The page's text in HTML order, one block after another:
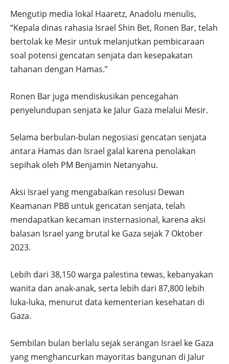
Mengutip media lokal Haaretz, Anadolu menulis,
“Kepala dinas rahasia Israel Shin Bet, Ronen Bar, telah
bertolak ke Mesir untuk melanjutkan pembicaraan
soal potensi gencatan senjata dan kesepakatan
tahanan dengan Hamas.”
Ronen Bar juga mendiskusikan pencegahan
penyelundupan senjata ke Jalur Gaza melalui Mesir.
Selama berbulan-bulan negosiasi gencatan senjata
antara Hamas dan Israel galal karena penolakan
sepihak oleh PM Benjamin Netanyahu.
Aksi Israel yang mengabaikan resolusi Dewan
Keamanan PBB untuk gencatan senjata, telah
mendapatkan kecaman insternasional, karena aksi
balasan Israel yang brutal ke Gaza sejak 7 Oktober
2023.
Lebih dari 38,150 warga palestina tewas, kebanyakan
wanita dan anak-anak, serta lebih dari 87,800 lebih
luka-luka, menurut data kementerian kesehatan di
Gaza.
Sembilan bulan berlalu sejak serangan Israel ke Gaza
yang menghancurkan mayoritas bangunan di Jalur